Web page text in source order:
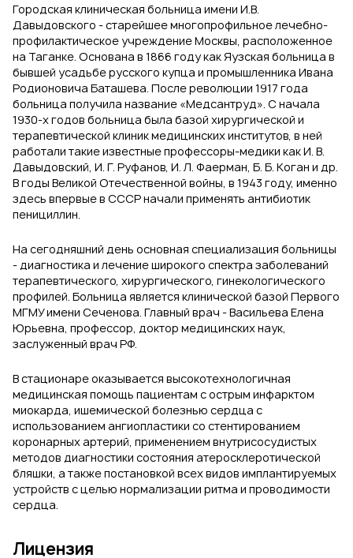
Городская клиническая больница имени И.В.
Давыдовского - старейшее многопрофильное лечебно-
профилактическое учреждение Москвы, расположенное
на Таганке. Основана в 1866 году как Яузская больница в
бывшей усадьбе русского купца и промышленника Ивана
Родионовича Баташева. После революции 1917 года
больница получила название «Медсантруд». С начала
1930-х годов больница была базой хирургической и
терапевтической клиник медицинских институтов, в ней
работали такие известные профессоры-медики как И. В.
Давыдовский, И. Г. Руфанов, И. Л. Фаерман, Б. Б. Коган и др.
В годы Великой Отечественной войны, в 1943 году, именно
здесь впервые в СССР начали применять антибиотик
пенициллин.
На сегодняшний день основная специализация больницы
- диагностика и лечение широкого спектра заболеваний
терапевтического, хирургического, гинекологического
профилей. Больница является клинической базой Первого
МГМУ имени Сеченова. Главный врач - Васильева Елена
Юрьевна, профессор, доктор медицинских наук,
заслуженный врач РФ.
В стационаре оказывается высокотехнологичная
медицинская помощь пациентам с острым инфарктом
миокарда, ишемической болезнью сердца с
использованием ангиопластики со стентированием
коронарных артерий, применением внутрисосудистых
методов диагностики состояния атеросклеротической
бляшки, а также постановкой всех видов имплантируемых
устройств с целью нормализации ритма и проводимости
сердца.
Лицензия